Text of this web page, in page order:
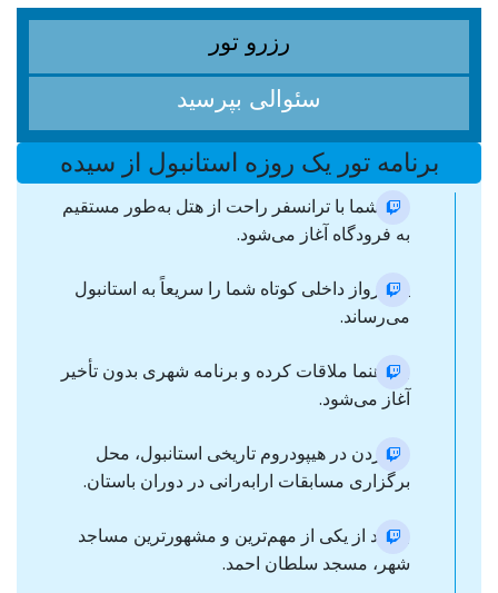
رزرو تور
سئوالی بپرسید
برنامه تور یک روزه استانبول از سیده
روز شما با ترانسفر راحت از هتل به‌طور مستقیم
به فرودگاه آغاز می‌شود.
یک پرواز داخلی کوتاه شما را سریعاً به استانبول
می‌رساند.
با راهنما ملاقات کرده و برنامه شهری بدون تأخیر
آغاز می‌شود.
قدم‌زدن در هیپودروم تاریخی استانبول، محل
برگزاری مسابقات ارابه‌رانی در دوران باستان.
بازدید از یکی از مهم‌ترین و مشهورترین مساجد
شهر، مسجد سلطان احمد.